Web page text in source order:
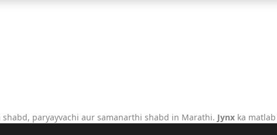
shabd, paryayvachi aur samanarthi shabd in Marathi. Jynx ka